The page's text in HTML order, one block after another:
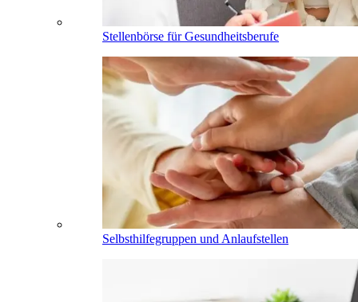
Stellenbörse für Gesundheitsberufe
Selbsthilfegruppen und Anlaufstellen